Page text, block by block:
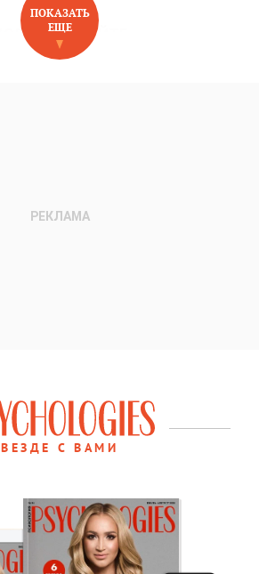
НОВОЕ НА САЙТЕ
ПОКАЗАТЬ
ЕЩЕ
ВЕЗДЕ С ВАМИ